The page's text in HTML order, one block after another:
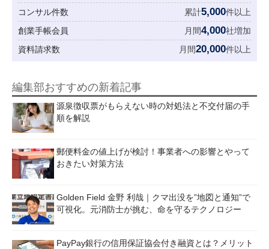
コンサル件数
累計5,000件以上
創業手帳会員
月間4,000社増加
資料請求数
月間20,000件以上
編集部おすすめの新着記事
源泉徴収票がもらえない時の対処法と不交付届の手
順を解説
郵便料金の値上げが検討！事業者への影響とやって
おきたい対策方法
Golden Field 金野 利哉｜クマ出没を”地図と通知”で
可視化。元消防士が挑む、命を守るテクノロジー
PayPay銀行の信用保証協会付き融資とは？メリット